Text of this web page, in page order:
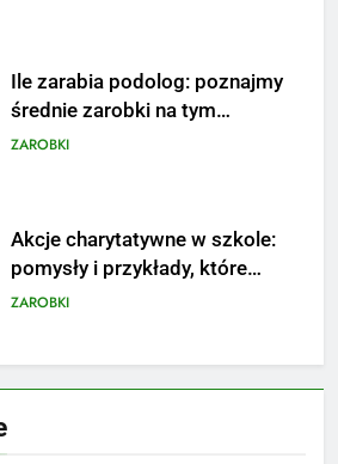
Ile zarabia podolog: poznajmy
średnie zarobki na tym
stanowisku
ZAROBKI
Akcje charytatywne w szkole:
pomysły i przykłady, które
zainspirują
ZAROBKI